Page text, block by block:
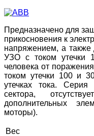
Предназначено для
прикосновения к
напряжением, а также
УЗО с током утечки
человека от
током утечки 100 и
утечках тока.
сектора,
дополнительных
моторы).
Вес